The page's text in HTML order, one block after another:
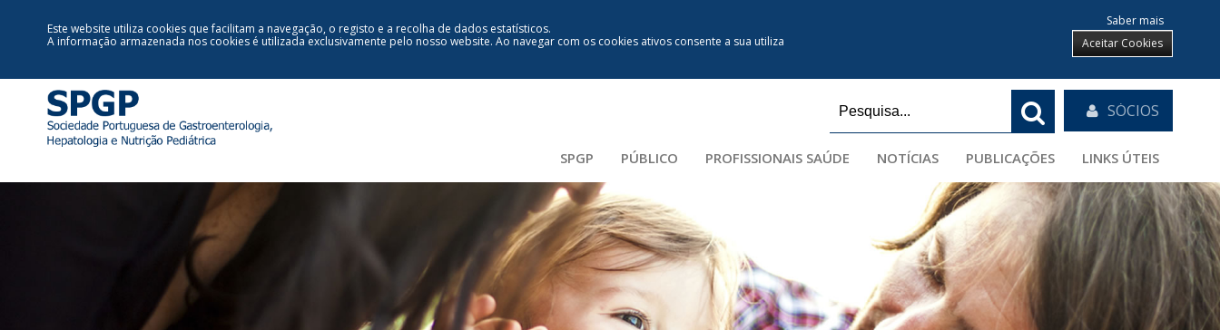
Este website utiliza cookies que facilitam a navegação, o registo e a recolha de dados estatísticos.
A informação armazenada nos cookies é utilizada exclusivamente pelo nosso website. Ao navegar com os cookies ativos consente a sua utiliza
Saber mais
Aceitar Cookies
SÓCIOS
SPGP PÚBLICO PROFISSIONAIS SAÚDE NOTÍCIAS PUBLICAÇÕES LINKS ÚTEIS